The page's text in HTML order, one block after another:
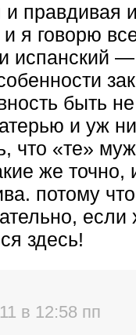
правдивая
я говорю
испанский
быть
и уж
что «те»
же точно,
потому
здесь!
в 12:58 пп